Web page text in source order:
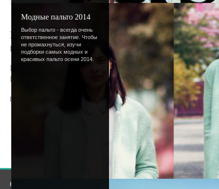
Модные пальто 2014
Выбор пальто - всегда очень
ответственное занятие. Чтобы
не промахнуться, изучи
подборки самых модных и
красивых пальто осени 2014.
Программа, хоть и не такая мощная как
полезной.
Категория |Просмотров : 1370 |
Рейтинг
Всего комментариев
Добавлять комментарии могут
пользователи.
[
Регистрация|
О сайте